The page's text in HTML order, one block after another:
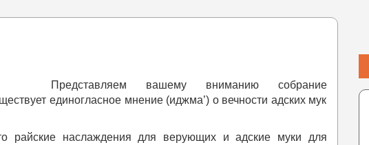
Представляем вашему вниманию собрание
единогласное мнение (иджма’) о вечности адских мук
райские наслаждения для верующих и адские муки для